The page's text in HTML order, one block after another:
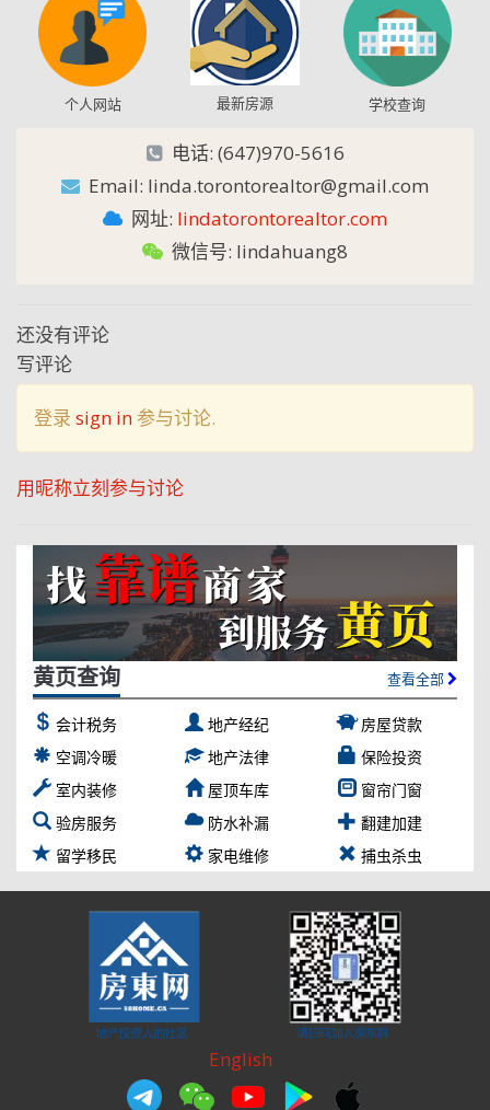
个人网站 最新房源 学校查询
电话: (647)970-5616
Email: linda.torontorealtor@gmail.com
网址: lindatorontorealtor.com
微信号: lindahuang8
还没有评论
写评论
登录 sign in 参与讨论.
用昵称立刻参与讨论
黄页查询 查看全部
会计税务 地产经纪
房屋贷款
空调冷暖
地产法律
保险投资
室内装修
屋顶车库
窗帘门窗
验房服务
防水补漏
翻建加建
留学移民
家电维修 捕虫杀虫
English